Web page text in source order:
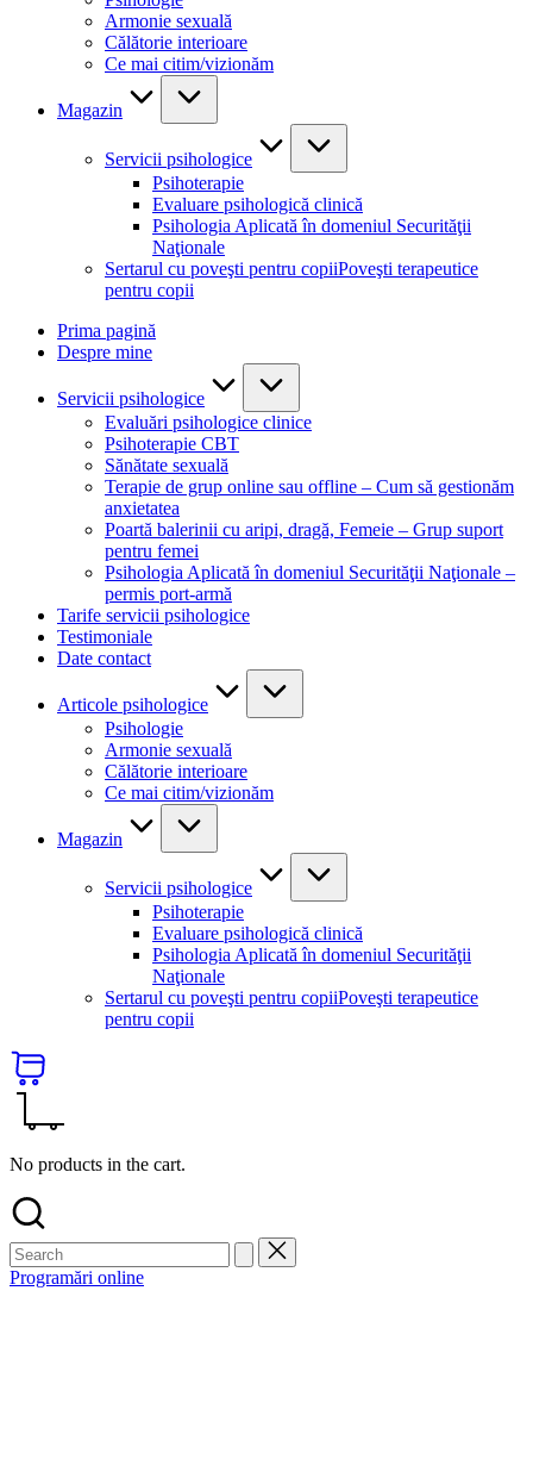
Armonie sexuală
Călătorie interioare
Ce mai citim/vizionăm
Magazin
Servicii psihologice
Psihoterapie
Evaluare psihologică clinică
Psihologia Aplicată în domeniul Securităţii
Naţionale
Sertarul cu poveşti pentru copiiPoveşti terapeutice
pentru copii
Prima pagină
Despre mine
Servicii psihologice
Evaluări psihologice clinice
Psihoterapie CBT
Sănătate sexuală
Terapie de grup online sau offline – Cum să gestionăm
anxietatea
Poartă balerinii cu aripi, dragă, Femeie – Grup suport
pentru femei
Psihologia Aplicată în domeniul Securităţii Naţionale –
permis port-armă
Tarife servicii psihologice
Testimoniale
Date contact
Articole psihologice
Psihologie
Armonie sexuală
Călătorie interioare
Ce mai citim/vizionăm
Magazin
Servicii psihologice
Psihoterapie
Evaluare psihologică clinică
Psihologia Aplicată în domeniul Securităţii
Naţionale
Sertarul cu poveşti pentru copiiPoveşti terapeutice
pentru copii
No products in the cart.
Programări online